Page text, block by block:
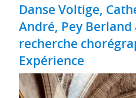
Danse Voltige,
André, Pey
recherche
Expérience